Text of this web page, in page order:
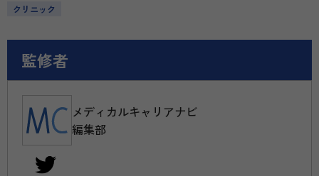
クリニック
監修者
メディカルキャリアナビ
編集部